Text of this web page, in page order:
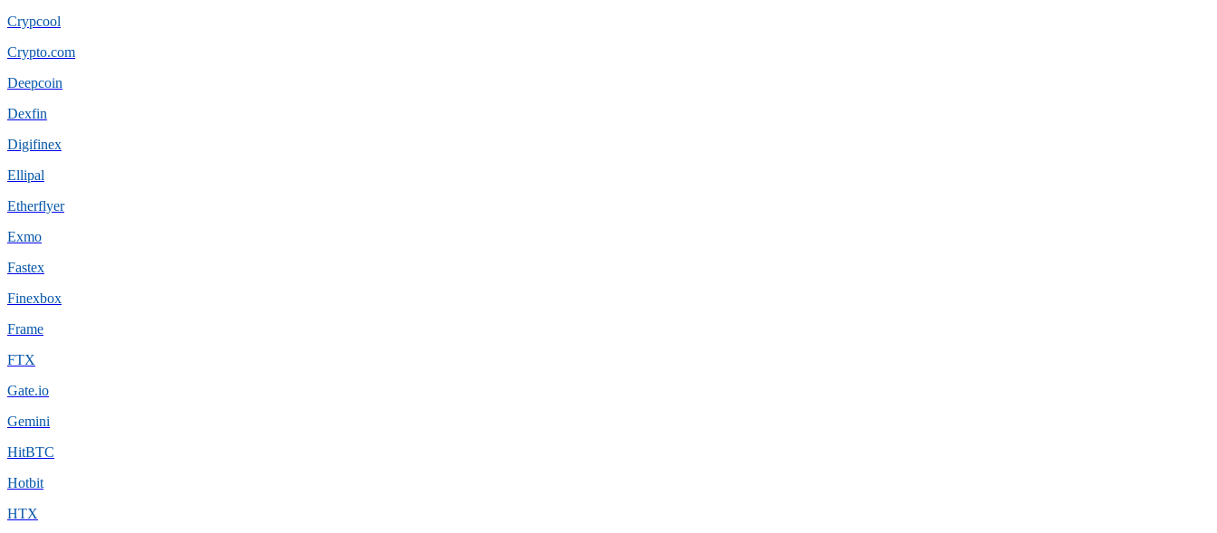
Crypcool
Crypto.com
Deepcoin
Dexfin
Digifinex
Ellipal
Etherflyer
Exmo
Fastex
Finexbox
Frame
FTX
Gate.io
Gemini
HitBTC
Hotbit
HTX